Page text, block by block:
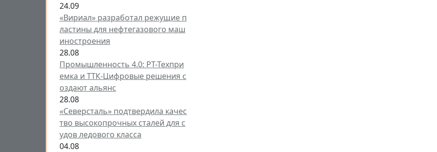
24.09
«Вириал» разработал режущие п
ластины для нефтегазового маш
иностроения
28.08
Промышленность 4.0: РТ-Техпри
емка и ТТК-Цифровые решения с
оздают альянс
28.08
«Северсталь» подтвердила качес
тво высокопрочных сталей для с
удов ледового класса
04.08